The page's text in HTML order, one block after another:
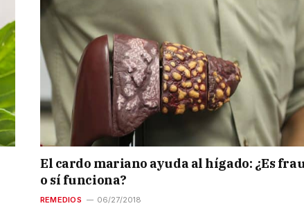
El cardo mariano ayuda al hígado: ¿Es
o sí funciona?
REMEDIOS 06/27/2018